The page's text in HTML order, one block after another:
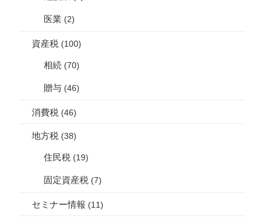
医業 (2)
資産税 (100)
相続 (70)
贈与 (46)
消費税 (46)
地方税 (38)
住民税 (19)
固定資産税 (7)
セミナー情報 (11)